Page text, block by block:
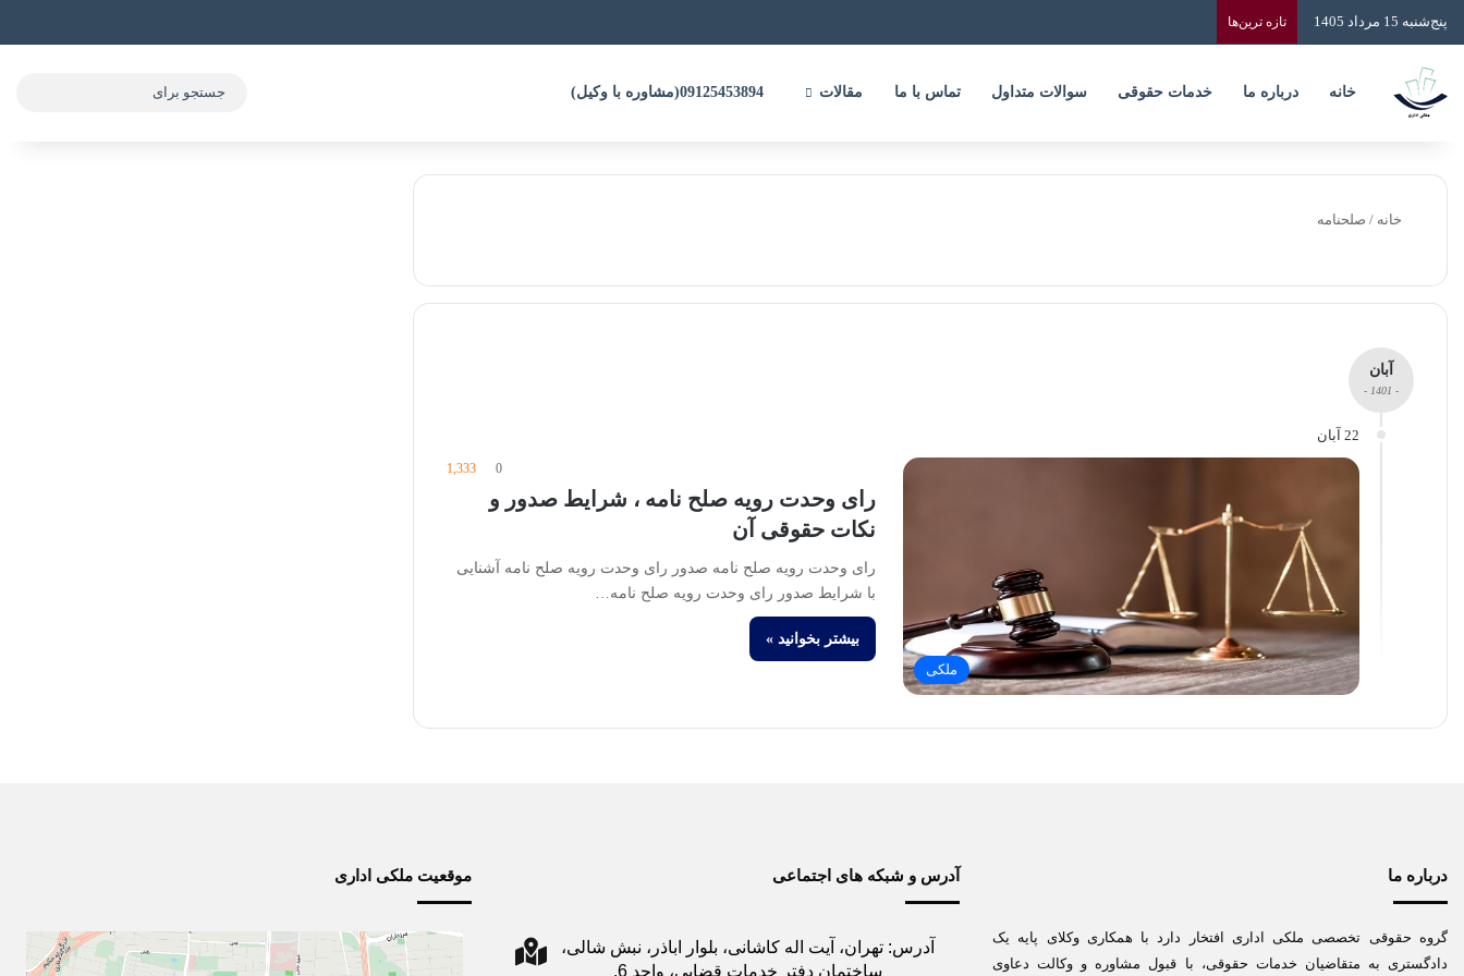
پنج‌شنبه 15 مرداد 1405 تازه‌ ترین‌ها
خانه درباره ما خدمات حقوقی سوالات متداول تماس با ما مقالات
خانه / صلحنامه
آبان
- 1401 -
22 آبان
ملکی
0
1,333
رای وحدت رویه صلح نامه ، شرایط صدور و
نکات حقوقی آن
رای وحدت رویه صلح نامه صدور رای وحدت رویه صلح نامه آشنایی
با شرایط صدور رای وحدت رویه صلح نامه…
بیشتر بخوانید »
درباره ما
گروه حقوقی تخصصی ملکی اداری افتخار دارد با همکاری وکلای پایه یک
دادگستری به متقاضیان خدمات حقوقی، با قبول مشاوره و وکالت دعاوی
آدرس و شبکه های اجتماعی
آدرس: تهران، آیت اله کاشانی، بلوار اباذر، نبش شالی،
ساختمان دفتر خدمات قضایی، واحد 6.
موقعیت ملکی اداری